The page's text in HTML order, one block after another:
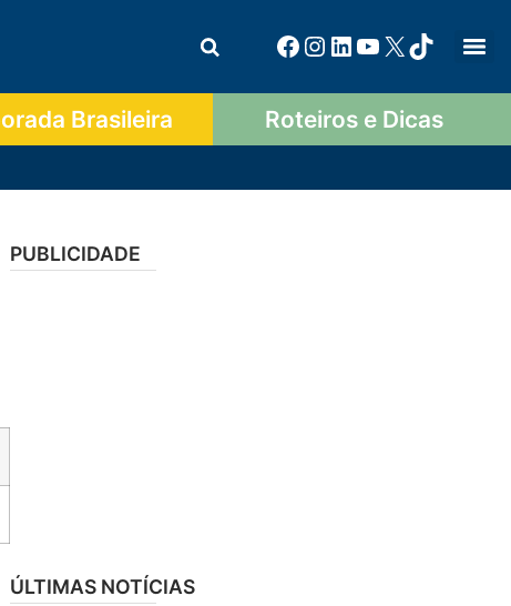
Brasileira Roteiros e Dicas
PUBLICIDADE
ÚLTIMAS NOTÍCIAS